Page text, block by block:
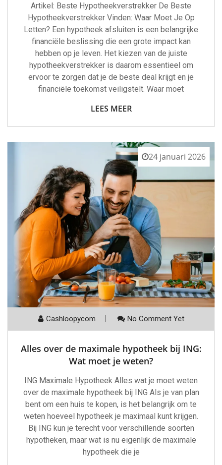
Artikel: Beste Hypotheekverstrekker De Beste
Hypotheekverstrekker Vinden: Waar Moet Je Op
Letten? Een hypotheek afsluiten is een belangrijke
financiële beslissing die een grote impact kan
hebben op je leven. Het kiezen van de juiste
hypotheekverstrekker is daarom essentieel om
ervoor te zorgen dat je de beste deal krijgt en je
financiële toekomst veiligstelt. Waar moet
LEES MEER
24 januari 2026
Cashloopycom No Comment Yet
Alles over de maximale hypotheek bij ING:
Wat moet je weten?
ING Maximale Hypotheek Alles wat je moet weten
over de maximale hypotheek bij ING Als je van plan
bent om een huis te kopen, is het belangrijk om te
weten hoeveel hypotheek je maximaal kunt krijgen.
Bij ING kun je terecht voor verschillende soorten
hypotheken, maar wat is nu eigenlijk de maximale
hypotheek die je